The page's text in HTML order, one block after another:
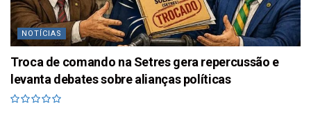
NOTÍCIAS
Troca de comando na Setres gera repercussão e
levanta debates sobre alianças políticas